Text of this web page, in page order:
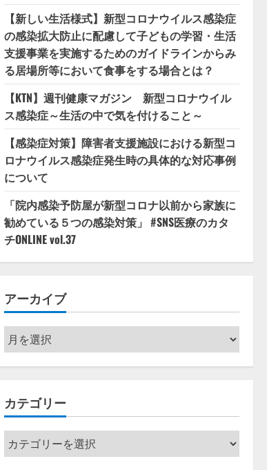
【新しい生活様式】新型コロナウイルス感染症
の感染拡大防止に配慮して子どもの学習・生活
支援事業を実施するためのガイドラインからみ
る居場所等において食事をする場合とは？
【KTN】週刊健康マガジン 新型コロナウイル
ス感染症～生活の中で気を付けること～
【感染症対策】障害者支援施設における新型コ
ロナウイルス感染症発生時の具体的な対応事例
について
「院内感染予防屋が新型コロナ以前から家族に
勧めている５つの感染対策」 #SNS医療のカタ
チONLINE vol.37
アーカイブ
ア
ー
カ
ブ
カテゴリー
カ
テ